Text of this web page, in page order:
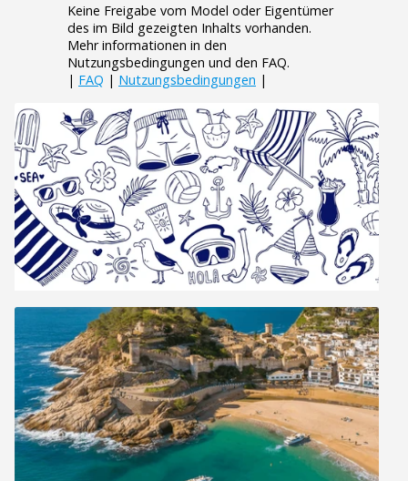
Keine Freigabe vom Model oder Eigentümer
des im Bild gezeigten Inhalts vorhanden.
Mehr informationen in den
Nutzungsbedingungen und den FAQ.
| FAQ | Nutzungsbedingungen |